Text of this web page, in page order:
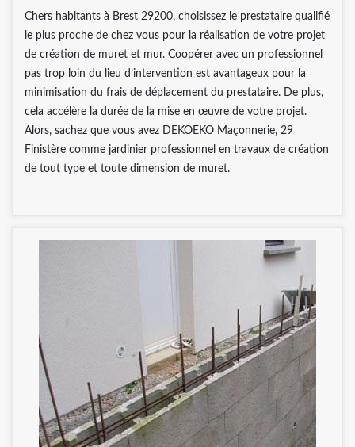
Chers habitants à Brest 29200, choisissez le prestataire qualifié
le plus proche de chez vous pour la réalisation de votre projet
de création de muret et mur. Coopérer avec un professionnel
pas trop loin du lieu d’intervention est avantageux pour la
minimisation du frais de déplacement du prestataire. De plus,
cela accélère la durée de la mise en œuvre de votre projet.
Alors, sachez que vous avez DEKOEKO Maçonnerie, 29
Finistère comme jardinier professionnel en travaux de création
de tout type et toute dimension de muret.